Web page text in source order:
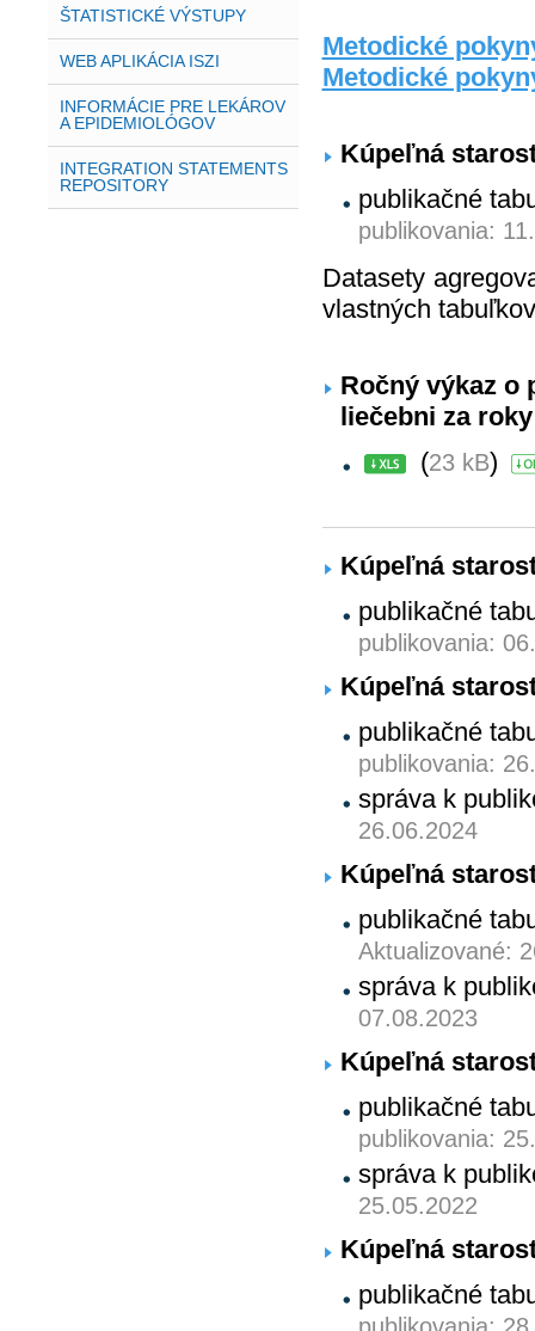
ŠTATISTICKÉ VÝSTUPY
WEB APLIKÁCIA ISZI
INFORMÁCIE PRE LEKÁROV
A EPIDEMIOLÓGOV
INTEGRATION STATEMENTS
REPOSITORY
Metodické
Metodické
Kúpeľná
publikačné
publikovania:
Datasety
vlastných
Ročný výkaz o
liečebni za roky
(23 kB)
Kúpeľná
publikačné
publikovania:
Kúpeľná
publikačné
publikovania:
správa k
26.06.2024
Kúpeľná
publikačné
Aktualizované:
správa k
07.08.2023
Kúpeľná
publikačné
publikovania:
správa k
25.05.2022
Kúpeľná
publikačné